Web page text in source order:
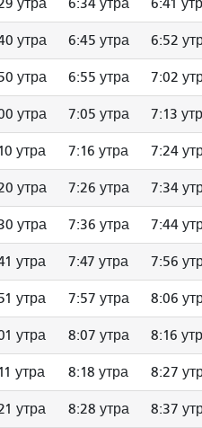
утра 6:34 утра 6:41
утра 6:45 утра 6:52
утра 6:55 утра 7:02
утра 7:05 утра 7:13
утра 7:16 утра 7:24
утра 7:26 утра 7:34
утра 7:36 утра 7:44
утра 7:47 утра 7:56
утра 7:57 утра 8:06
утра 8:07 утра 8:16
утра 8:18 утра 8:27
утра 8:28 утра 8:37